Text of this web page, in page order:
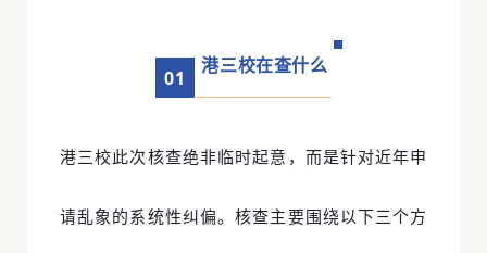
01
港三校在查什么
港三校此次核查绝非临时起意，而是针对近年申
请乱象的系统性纠偏。核查主要围绕以下三个方